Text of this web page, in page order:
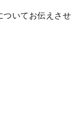
ついてお伝えさせ